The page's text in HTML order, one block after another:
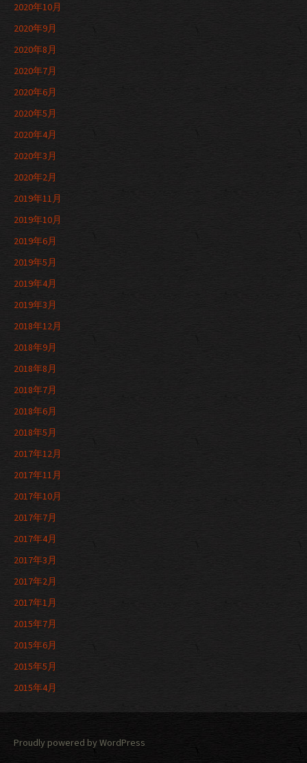
2020年10月
2020年9月
2020年8月
2020年7月
2020年6月
2020年5月
2020年4月
2020年3月
2020年2月
2019年11月
2019年10月
2019年6月
2019年5月
2019年4月
2019年3月
2018年12月
2018年9月
2018年8月
2018年7月
2018年6月
2018年5月
2017年12月
2017年11月
2017年10月
2017年7月
2017年4月
2017年3月
2017年2月
2017年1月
2015年7月
2015年6月
2015年5月
2015年4月
Proudly powered by WordPress